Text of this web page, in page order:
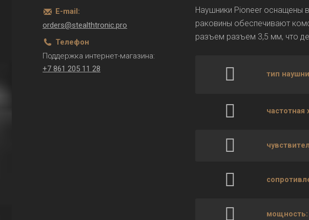
E-mail:
orders@stealthtronic.pro
Телефон
Поддержка интернет-магазина:
+7 861 205 11 28
Наушники Pioneer оснащены
раковины обеспечивают
разъем разъем 3,5 мм, что
тип
частотная
мощность: